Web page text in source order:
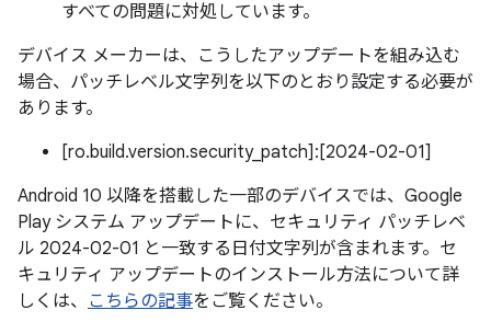
すべての問題に対処しています。
デバイス メーカーは、こうしたアップデートを組み込む
場合、パッチレベル文字列を以下のとおり設定する必要が
あります。
[ro.build.version.security_patch]:[2024-02-01]
Android 10 以降を搭載した一部のデバイスでは、Google
Play システム アップデートに、セキュリティ パッチレベ
ル 2024-02-01 と一致する日付文字列が含まれます。セ
キュリティ アップデートのインストール方法について詳
しくは、 こちらの記事をご覧ください。